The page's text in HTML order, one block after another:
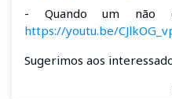
- Quando um não
https://youtu.be/
Sugerimos aos